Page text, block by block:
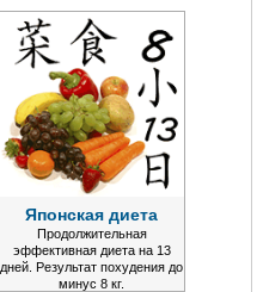
Японская диета
Продолжительная
эффективная диета на 13
дней. Результат похудения до
минус 8 кг.